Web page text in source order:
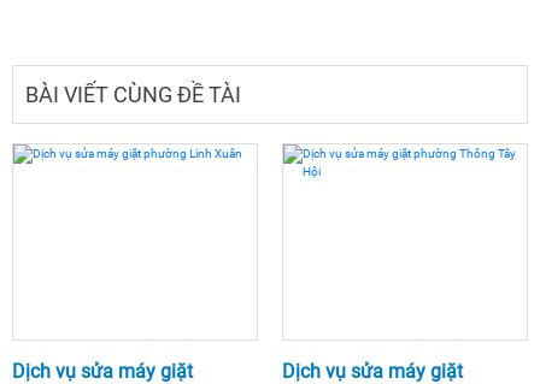
BÀI VIẾT CÙNG ĐỀ TÀI
Dịch vụ sửa máy giặt
Dịch vụ sửa máy giặt